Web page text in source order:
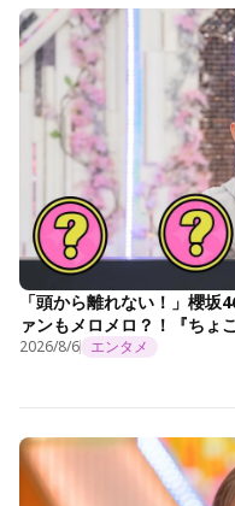
「頭から離れない！」櫻
ァンもメロメロ？！『ちょ
2026/8/6 エンタメ